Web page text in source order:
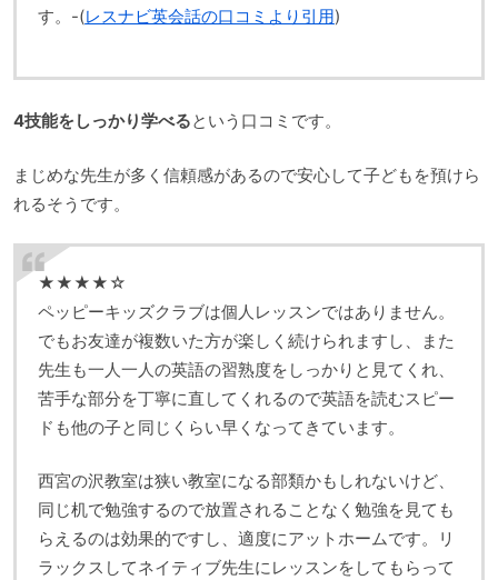
す。-(レスナビ英会話の口コミより引用)
4技能をしっかり学べるという口コミです。
まじめな先生が多く信頼感があるので安心して子どもを預けら
れるそうです。
★★★★☆
ペッピーキッズクラブは個人レッスンではありません。
でもお友達が複数いた方が楽しく続けられますし、また
先生も一人一人の英語の習熟度をしっかりと見てくれ、
苦手な部分を丁寧に直してくれるので英語を読むスピー
ドも他の子と同じくらい早くなってきています。
西宮の沢教室は狭い教室になる部類かもしれないけど、
同じ机で勉強するので放置されることなく勉強を見ても
らえるのは効果的ですし、適度にアットホームです。リ
ラックスしてネイティブ先生にレッスンをしてもらって